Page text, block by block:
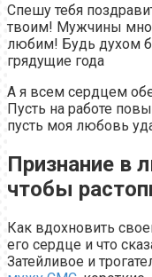
Спешу тебя
твоим! Мужчины
любим! Будь духом
грядущие года
А я всем сердцем
Пусть на работе
пусть моя любовь
Признание в
чтобы
Как вдохновить
его сердце и что
Затейливое и